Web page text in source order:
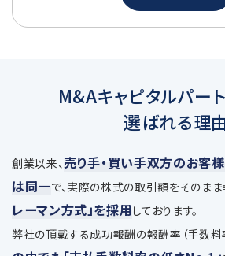
M&Aキャピタルパー
選ばれる理
創業以来、売り手・買い手双方のお客
は同一で、実際の株式の取引額をそのま
レーマン方式」を採用しております。
弊社の頂戴する成功報酬の報酬率（手数料